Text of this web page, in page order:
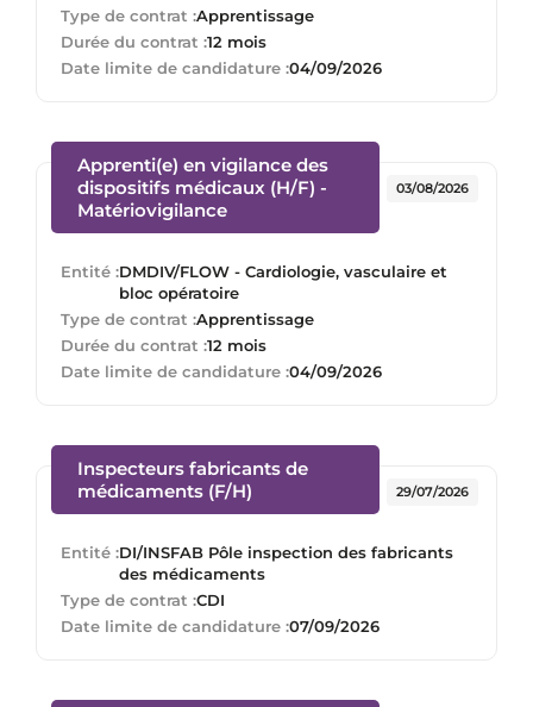
Type de contrat :Apprentissage
Durée du contrat :12 mois
Date limite de candidature :04/09/2026
Apprenti(e) en vigilance des
dispositifs médicaux (H/F) -
Matériovigilance(Nouvelle fenêtre)
Entité :DMDIV/FLOW - Cardiologie, vasculaire et
bloc opératoire
Type de contrat :Apprentissage
Durée du contrat :12 mois
03/08/2026
Date limite de candidature :04/09/2026
Inspecteurs fabricants de
médicaments (F/H) (Nouvelle fenêtre)
Entité :DI/INSFAB Pôle inspection des fabricants
des médicaments
Type de contrat :CDI
29/07/2026
Date limite de candidature :07/09/2026